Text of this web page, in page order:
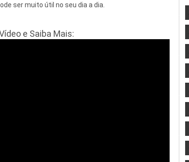
ser muito útil no seu dia a dia.
e Saiba Mais: